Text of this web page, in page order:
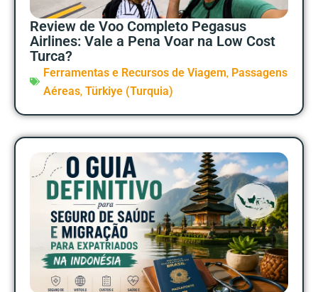
Review de Voo Completo Pegasus
Airlines: Vale a Pena Voar na Low Cost
Turca?
Ferramentas e Recursos de Viagem, Passagens
Aéreas, Türkiye (Turquia)